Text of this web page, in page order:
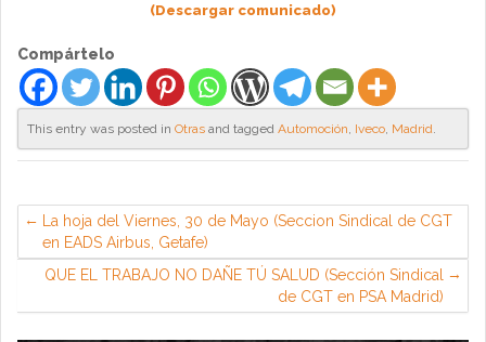
(Descargar comunicado)
Compártelo
This entry was posted in Otras and tagged Automoción Iveco Madrid
La hoja del Viernes, 30 de Mayo (Seccion Sindical de CGT
en EADS Airbus, Getafe)
QUE EL TRABAJO NO DAÑE TÚ SALUD (Sección Sindical
de CGT en PSA Madrid)